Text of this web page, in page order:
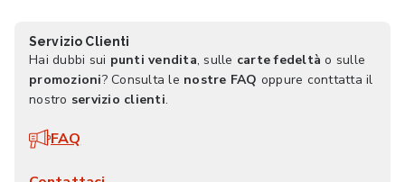
Servizio Clienti
Hai dubbi sui punti vendita, sulle carte fedeltà o sulle
promozioni? Consulta le nostre FAQ oppure conttatta il
nostro servizio clienti.
FAQ